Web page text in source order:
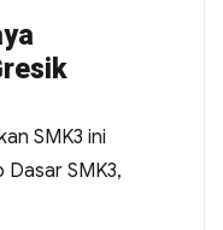
SMK3 ini
Dasar SMK3,